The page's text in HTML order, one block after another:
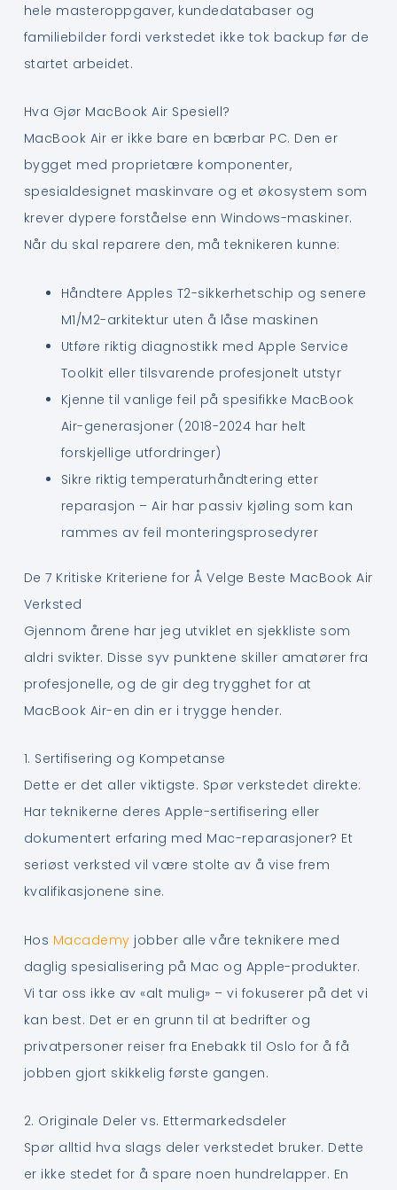
hele masteroppgaver, kundedatabaser og
familiebilder fordi verkstedet ikke tok backup før de
startet arbeidet.
Hva Gjør MacBook Air Spesiell?
MacBook Air er ikke bare en bærbar PC. Den er
bygget med proprietære komponenter,
spesialdesignet maskinvare og et økosystem som
krever dypere forståelse enn Windows-maskiner.
Når du skal reparere den, må teknikeren kunne:
Håndtere Apples T2-sikkerhetschip og senere
M1/M2-arkitektur uten å låse maskinen
Utføre riktig diagnostikk med Apple Service
Toolkit eller tilsvarende profesjonelt utstyr
Kjenne til vanlige feil på spesifikke MacBook
Air-generasjoner (2018-2024 har helt
forskjellige utfordringer)
Sikre riktig temperaturhåndtering etter
reparasjon – Air har passiv kjøling som kan
rammes av feil monteringsprosedyrer
De 7 Kritiske Kriteriene for Å Velge Beste MacBook Air
Verksted
Gjennom årene har jeg utviklet en sjekkliste som
aldri svikter. Disse syv punktene skiller amatører fra
profesjonelle, og de gir deg trygghet for at
MacBook Air-en din er i trygge hender.
1. Sertifisering og Kompetanse
Dette er det aller viktigste. Spør verkstedet direkte:
Har teknikerne deres Apple-sertifisering eller
dokumentert erfaring med Mac-reparasjoner? Et
seriøst verksted vil være stolte av å vise frem
kvalifikasjonene sine.
Hos Macademy jobber alle våre teknikere med
daglig spesialisering på Mac og Apple-produkter.
Vi tar oss ikke av «alt mulig» – vi fokuserer på det vi
kan best. Det er en grunn til at bedrifter og
privatpersoner reiser fra Enebakk til Oslo for å få
jobben gjort skikkelig første gangen.
2. Originale Deler vs. Ettermarkedsdeler
Spør alltid hva slags deler verkstedet bruker. Dette
er ikke stedet for å spare noen hundrelapper. En